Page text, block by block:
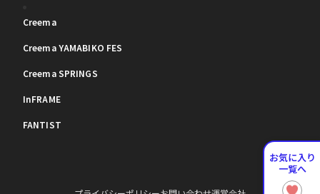
お気に入り
一覧へ
Creema
Creema YAMABIKO FES
Creema SPRINGS
InFRAME
FANTIST